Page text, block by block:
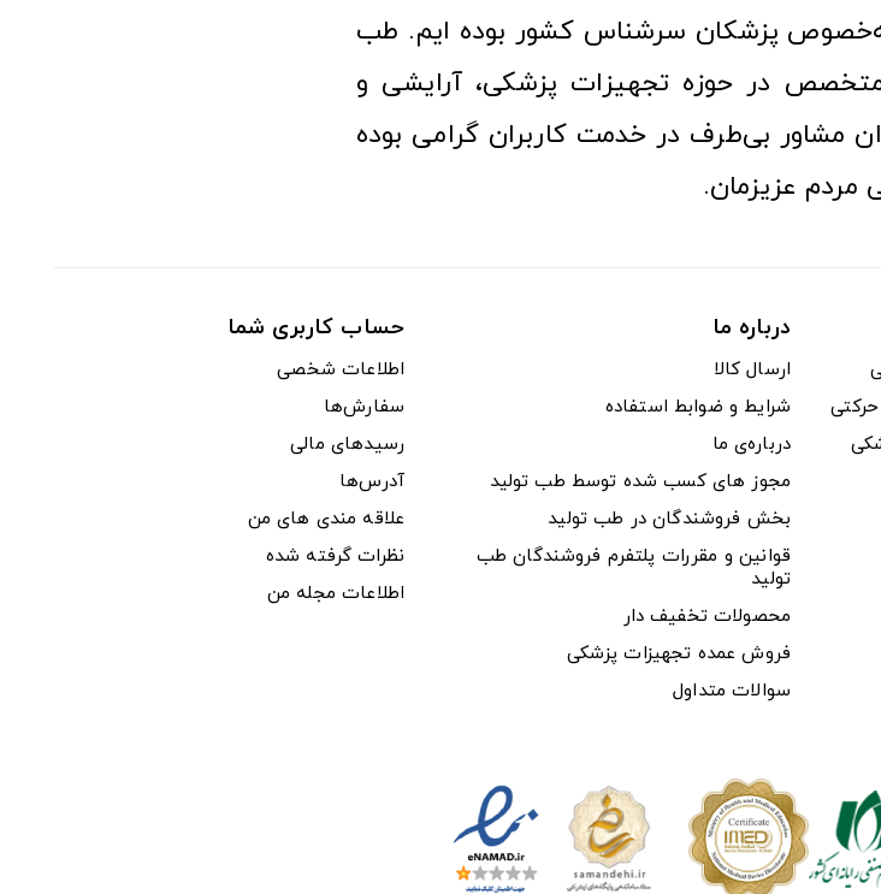
پزشکان سرشناس کشور بوده ایم. طب
متخصص در حوزه تجهیزات پزشکی، آرایشی و
مشاور بی‌طرف در خدمت کاربران گرامی بوده
عزیزمان.
درباره ما
ارسال کالا
شرایط و ضوابط استفاده
درباره‌ی ما
مجوز های کسب شده توسط طب تولید
بخش فروشندگان در طب تولید
قوانین و مقررات پلتفرم فروشندگان طب
تولید
محصولات تخفیف دار
فروش عمده تجهیزات پزشکی
سوالات متداول
حساب کاربری شما
اطلاعات شخصی
سفارش‌ها
رسیدهای مالی
آدرس‌ها
علاقه مندی های من
نظرات گرفته شده
اطلاعات مجله من